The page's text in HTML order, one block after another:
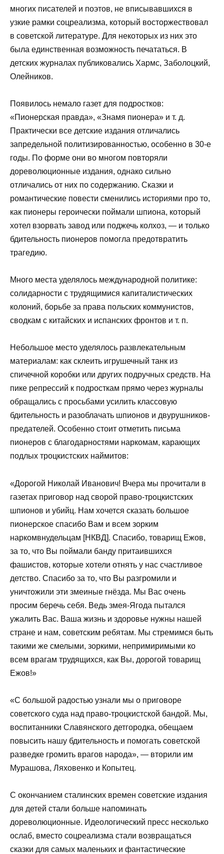
многих писателей и поэтов, не вписывавшихся в
узкие рамки соцреализма, который восторжествовал
в советской литературе. Для некоторых из них это
была единственная возможность печататься. В
детских журналах публиковались Хармс, Заболоцкий,
Олейников.
Появилось немало газет для подростков:
«Пионерская правда», «Знамя пионера» и т. д.
Практически все детские издания отличались
запредельной политизированностью, особенно в 30-е
годы. По форме они во многом повторяли
дореволюционные издания, однако сильно
отличались от них по содержанию. Сказки и
романтические повести сменились историями про то,
как пионеры героически поймали шпиона, который
хотел взорвать завод или поджечь колхоз, — и только
бдительность пионеров помогла предотвратить
трагедию.
Много места уделялось международной политике:
солидарности с трудящимися капиталистических
колоний, борьбе за права польских коммунистов,
сводкам с китайских и испанских фронтов и т. п.
Небольшое место уделялось развлекательным
материалам: как склеить игрушечный танк из
спичечной коробки или других подручных средств. На
пике репрессий к подросткам прямо через журналы
обращались с просьбами усилить классовую
бдительность и разоблачать шпионов и двурушников-
предателей. Особенно стоит отметить письма
пионеров с благодарностями наркомам, карающих
подлых троцкистских наймитов:
«Дорогой Николай Иванович! Вчера мы прочитали в
газетах приговор над сворой право-троцкистских
шпионов и убийц. Нам хочется сказать большое
пионерское спасибо Вам и всем зорким
наркомвнудельцам [НКВД]. Спасибо, товарищ Ежов,
за то, что Вы поймали банду притаившихся
фашистов, которые хотели отнять у нас счастливое
детство. Спасибо за то, что Вы разгромили и
уничтожили эти змеиные гнёзда. Мы Вас очень
просим беречь себя. Ведь змея-Ягода пытался
ужалить Вас. Ваша жизнь и здоровье нужны нашей
стране и нам, советским ребятам. Мы стремимся быть
такими же смелыми, зоркими, непримиримыми ко
всем врагам трудящихся, как Вы, дорогой товарищ
Ежов!»
«С большой радостью узнали мы о приговоре
советского суда над право-троцкистской бандой. Мы,
воспитанники Славянского детгородка, обещаем
повысить нашу бдительность и помогать советской
разведке громить врагов народа», — вторили им
Мурашова, Ляховенко и Копытец.
С окончанием сталинских времен советские издания
для детей стали больше напоминать
дореволюционные. Идеологический пресс несколько
ослаб, вместо соцреализма стали возвращаться
сказки для самых маленьких и фантастические